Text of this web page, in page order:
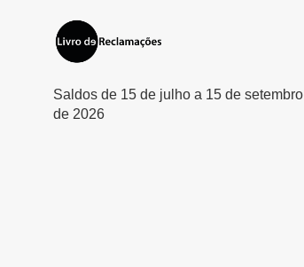
Saldos de 15 de julho a 15 de setembro
de 2026